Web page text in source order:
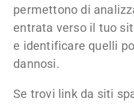
permettono di
entrata verso il tuo
e identificare quelli
dannosi.
Se trovi link da siti